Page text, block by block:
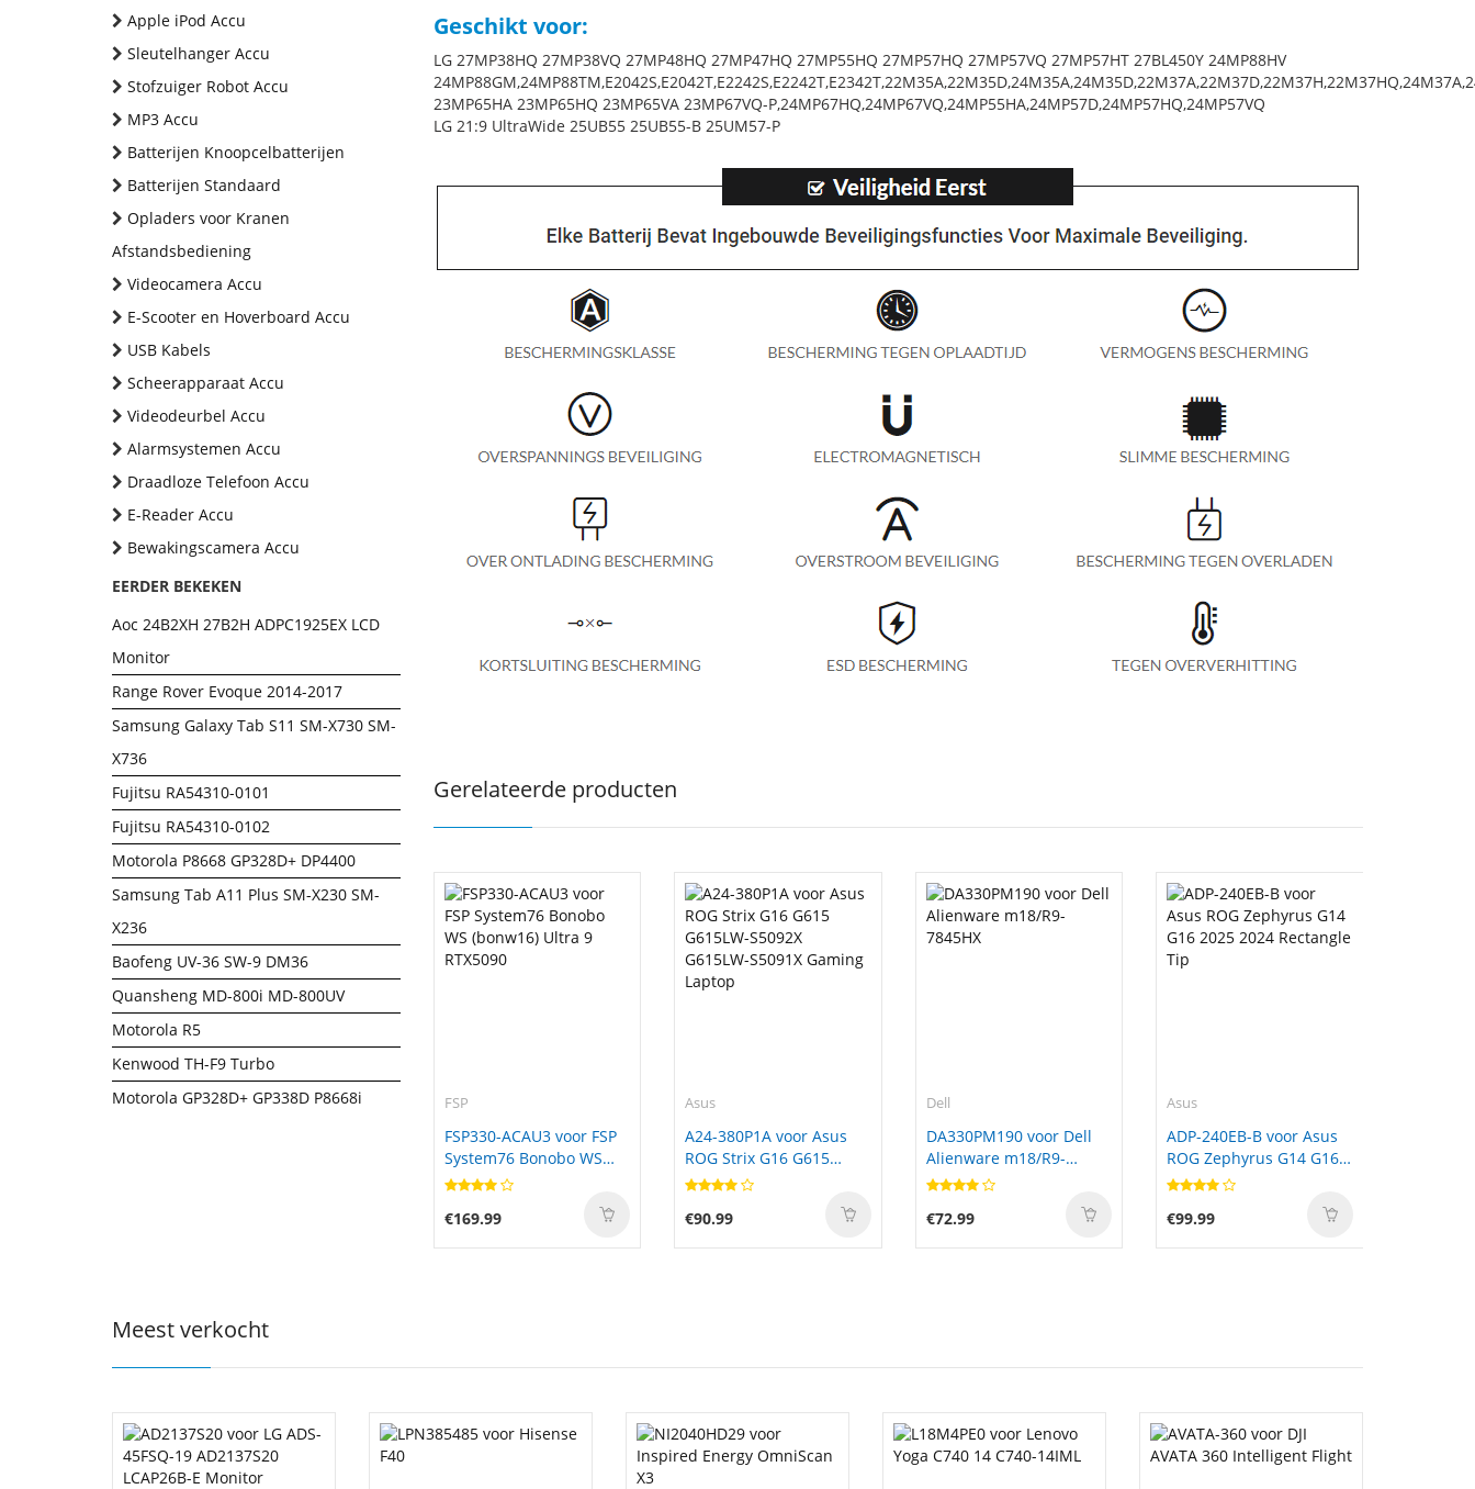
Apple iPod Accu
Sleutelhanger Accu
Stofzuiger Robot Accu
MP3 Accu
Batterijen Knoopcelbatterijen
Batterijen Standaard
Opladers voor Kranen
Afstandsbediening
Videocamera Accu
E-Scooter en Hoverboard Accu
USB Kabels
Scheerapparaat Accu
Videodeurbel Accu
Alarmsystemen Accu
Draadloze Telefoon Accu
E-Reader Accu
Bewakingscamera Accu
EERDER BEKEKEN
Aoc 24B2XH 27B2H ADPC1925EX LCD
Monitor
Range Rover Evoque 2014-2017
Samsung Galaxy Tab S11 SM-X730 SM-
X736
Fujitsu RA54310-0101
Fujitsu RA54310-0102
Motorola P8668 GP328D+ DP4400
Samsung Tab A11 Plus SM-X230 SM-
X236
Baofeng UV-36 SW-9 DM36
Quansheng MD-800i MD-800UV
Motorola R5
Kenwood TH-F9 Turbo
Motorola GP328D+ GP338D P8668i
Geschikt voor:
LG 27MP38HQ 27MP38VQ 27MP48HQ 27MP47HQ 27MP55HQ 27MP57HQ 27MP57VQ 27MP57HT 27BL450Y 24MP88HV
23MP65HA 23MP65HQ 23MP65VA 23MP67VQ-P,24MP67HQ,24MP67VQ,24MP55HA,24MP57D,24MP57HQ,24MP57VQ
LG 21:9 UltraWide 25UB55 25UB55-B 25UM57-P
Gerelateerde producten
FSP
FSP330-ACAU3 voor FSP
System76 Bonobo WS
(bonw16) Ultra 9
€169.99
Asus
A24-380P1A voor Asus
ROG Strix G16 G615
G615LW-S5092X
G615LW-S5091X Gaming
Laptop
€90.99
Dell
DA330PM190 voor Dell
Alienware m18/R9-
7845HX
€72.99
Asus
ADP-240EB-B voor Asus
ROG Zephyrus G14 G16
2025 2024 Rectangle Tip
€99.99
Meest verkocht